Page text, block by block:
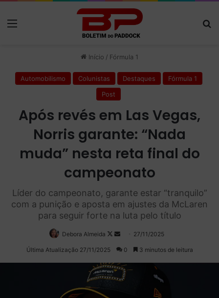
Início / Fórmula 1
Automobilismo Colunistas Destaques
Fórmula 1
Post
Após revés em Las Vegas,
Norris garante: “Nada
muda” nesta reta final do
campeonato
Líder do campeonato, garante estar “tranquilo”
com a punição e aposta em ajustes da McLaren
para seguir forte na luta pelo título
Debora Almeida
Follow
on
Mande
um
mail
27/11/2025
Última Atualização 27/11/2025 0 3 minutos de leitura